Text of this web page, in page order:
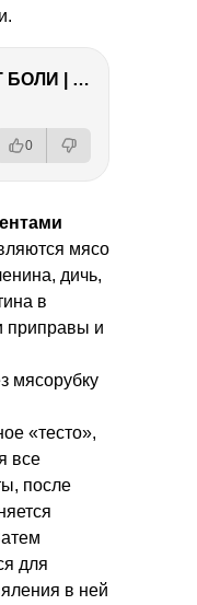
ИЗБАВЛЯЕМСЯ ОТ БОЛИ | Важность режима и питания
0
мясо
дичь,
в
приправы и
мясорубку
«тесто»,
все
после
для
в ней